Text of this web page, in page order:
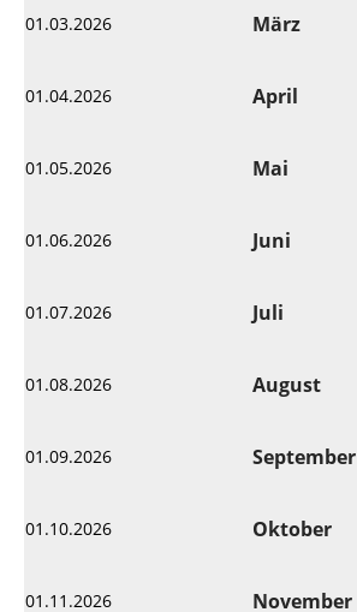
01.03.2026 März
01.04.2026 April
01.05.2026 Mai
01.06.2026 Juni
01.07.2026 Juli
01.08.2026 August
01.09.2026 September
01.10.2026 Oktober
01.11.2026 November